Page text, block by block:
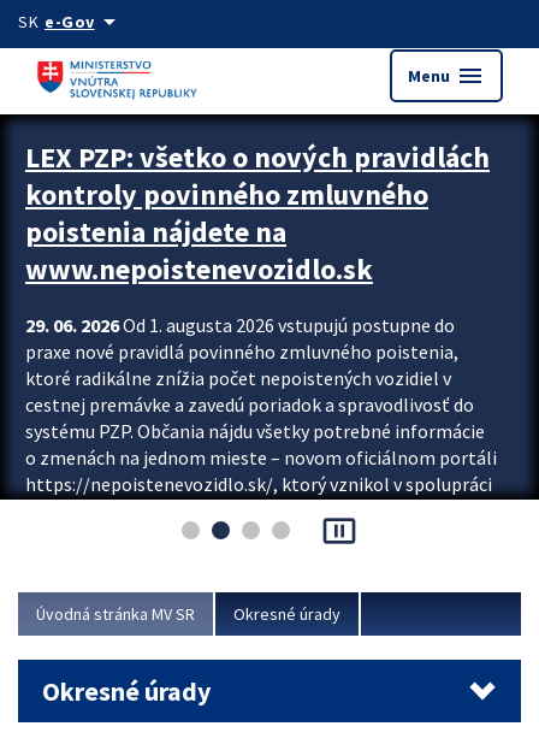
Preskocit na hlavný obsah
SK e-Govarrow_drop_down
Menu menu
Zastavit automatický posun upútavok
LEX PZP: všetko o nových pravidlách
kontroly povinného zmluvného
poistenia nájdete na
www.nepoistenevozidlo.sk
29. 06. 2026Od 1. augusta 2026 vstupujú postupne do
praxe nové pravidlá povinného zmluvného poistenia,
ktoré radikálne znížia počet nepoistených vozidiel v
cestnej premávke a zavedú poriadok a spravodlivosť do
systému PZP. Občania nájdu všetky potrebné informácie
o zmenách na jednom mieste – novom oficiálnom portáli
https://nepoistenevozidlo.sk/, ktorý vznikol v spolupráci
asociácie poisťovní (SLASPO) a Ministerstva vnútra SR.
Viac
pause_presentation
Úvodná stránka MV SR Okresné úrady
Okresné úrady